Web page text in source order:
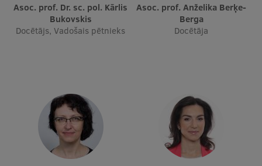
Asoc. prof. Dr. sc. pol. Kārlis
Bukovskis
Docētājs, Vadošais pētnieks
Asoc. prof. Anželika Berķe-
Berga
Docētāja